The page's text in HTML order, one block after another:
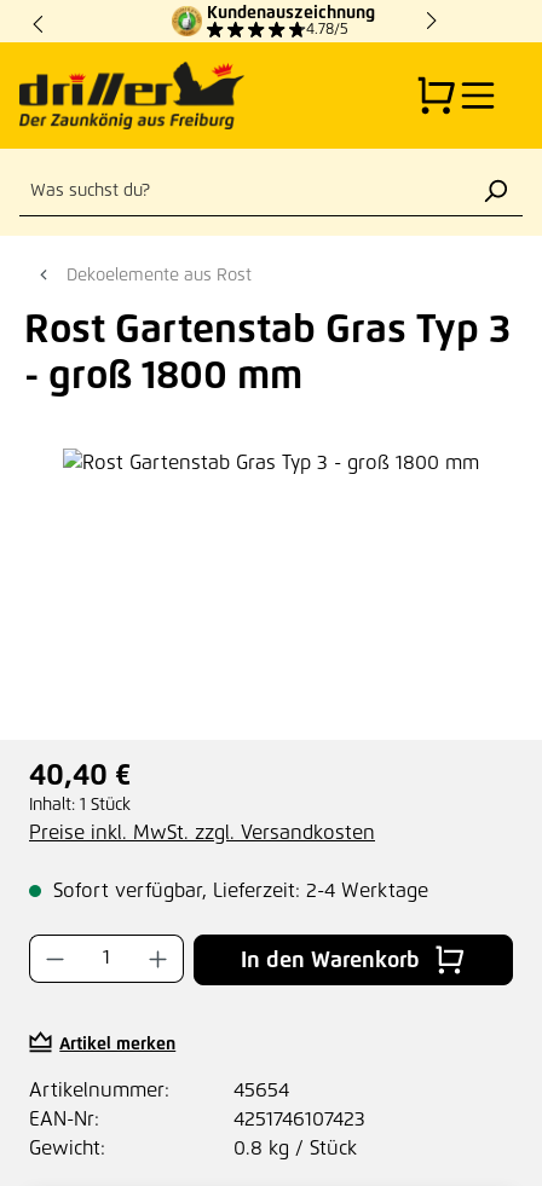
Zum Hauptinhalt springen
Kundenauszeichnung
4.78/5
Dekoelemente aus Rost
Rost Gartenstab Gras Typ 3
- groß 1800 mm
Bildergalerie überspringen
Regulärer Preis:
40,40 €
Inhalt: 1 Stück
Preise inkl. MwSt. zzgl. Versandkosten
Sofort verfügbar, Lieferzeit: 2-4 Werktage
Produkt Anzahl: Gib den gewünschten
In den Warenkorb
Artikel merken
Artikelnummer:
45654
EAN-Nr:
4251746107423
Gewicht:
0.8 kg / Stück